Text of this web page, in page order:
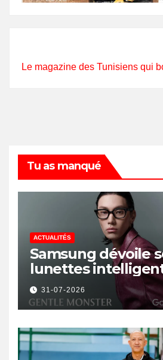
Le magazine des Tunisiens qui
Tu as manqué
ACTUALITÉS
Samsung dévoile
lunettes
avec IA et Gemini
31-07-2026